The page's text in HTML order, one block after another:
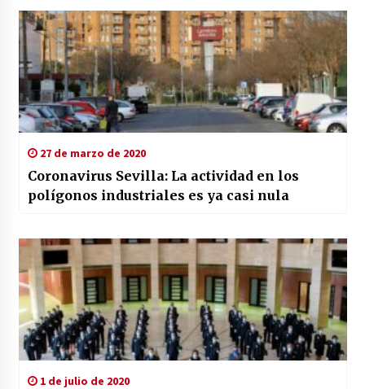
27 de marzo de 2020
Coronavirus Sevilla: La actividad en los
polígonos industriales es ya casi nula
1 de julio de 2020